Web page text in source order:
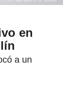
en
a un